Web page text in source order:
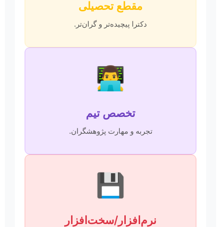
مقطع تحصیلی
دکترا پیچیده‌تر و گران‌تر.
👨‍💻
تخصص تیم
تجربه و مهارت پژوهشگران.
💾
نرم‌افزار/سخت‌افزار